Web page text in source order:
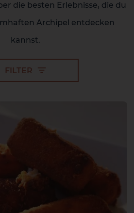
die besten Erlebnisse, die du
Archipel entdecken
kannst.
FILTER